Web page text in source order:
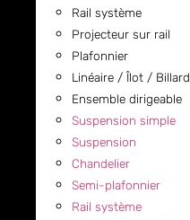
Rail système
Projecteur sur rail
Plafonnier
Linéaire / Îlot / Billard
Ensemble dirigeable
Suspension simple
Suspension
Chandelier
Semi-plafonnier
Rail système